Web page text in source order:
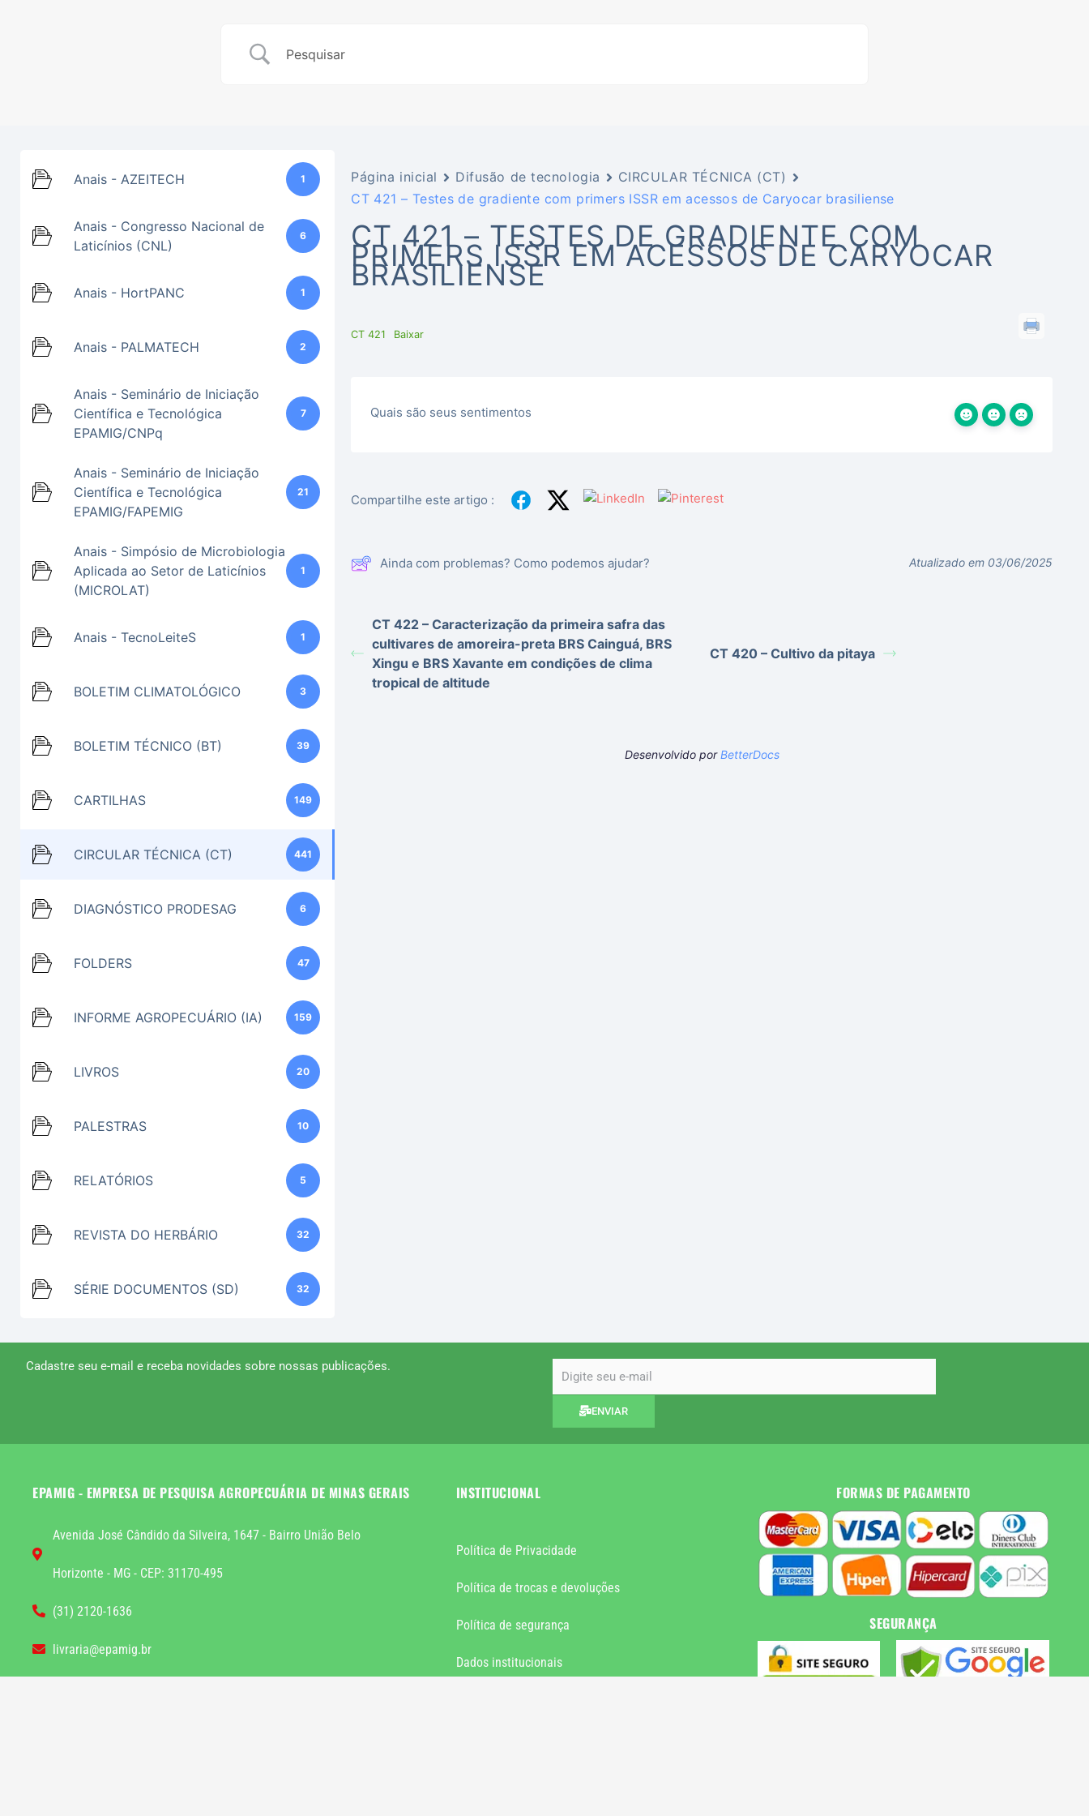
Anais - AZEITECH 1
Anais - Congresso Nacional de
Laticínios (CNL)
6
Anais - HortPANC 1
Anais - PALMATECH 2
Anais - Seminário de Iniciação
Científica e Tecnológica
EPAMIG/CNPq
7
Anais - Seminário de Iniciação
Científica e Tecnológica
EPAMIG/FAPEMIG
21
Anais - Simpósio de Microbiologia
Aplicada ao Setor de Laticínios
(MICROLAT)
1
Anais - TecnoLeiteS 1
BOLETIM CLIMATOLÓGICO 3
BOLETIM TÉCNICO (BT) 39
CARTILHAS 149
CIRCULAR TÉCNICA (CT) 441
DIAGNÓSTICO PRODESAG 6
FOLDERS 47
INFORME AGROPECUÁRIO (IA) 159
LIVROS 20
PALESTRAS 10
RELATÓRIOS 5
REVISTA DO HERBÁRIO 32
SÉRIE DOCUMENTOS (SD) 32
Página inicial Difusão de tecnologia
CIRCULAR TÉCNICA (CT)
CT 421 – Testes de gradiente com primers ISSR em acessos de Caryocar brasiliense
CT 421 – TESTES DE GRADIENTE COM
PRIMERS ISSR EM ACESSOS DE CARYOCAR
BRASILIENSE
CT 421 Baixar
Quais são seus sentimentos
Compartilhe este artigo :
Ainda com problemas? Como podemos ajudar? Atualizado em 03/06/2025
CT 422 – Caracterização da primeira safra das
cultivares de amoreira-preta BRS Cainguá, BRS
Xingu e BRS Xavante em condições de clima
tropical de altitude
CT 420 – Cultivo da pitaya
Desenvolvido porBetterDocs
Cadastre seu e-mail e receba novidades sobre nossas publicações.
ENVIAR
EPAMIG - EMPRESA DE PESQUISA AGROPECUÁRIA DE MINAS GERAIS
Avenida José Cândido da Silveira, 1647 - Bairro União Belo
Horizonte - MG - CEP: 31170-495
(31) 2120-1636
livraria@epamig.br
INSTITUCIONAL
Política de Privacidade
Política de trocas e devoluções
Política de segurança
Dados institucionais
FORMAS DE PAGAMENTO
SEGURANÇA